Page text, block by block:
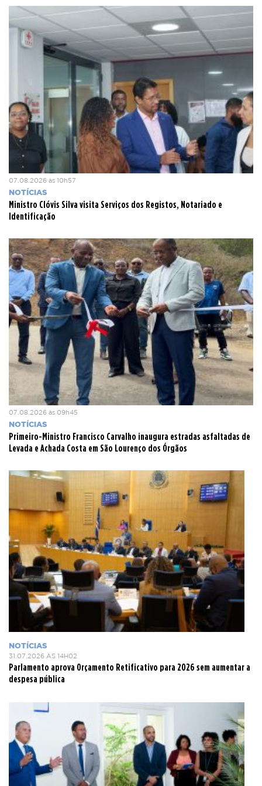
07.08.2026 às 10h57
NOTÍCIAS
Ministro Clóvis Silva visita Serviços dos Registos, Notariado e
Identificação
07.08.2026 às 09h45
NOTÍCIAS
Primeiro-Ministro Francisco Carvalho inaugura estradas asfaltadas de
Levada e Achada Costa em São Lourenço dos Órgãos
NOTÍCIAS
31.07.2026 ÀS 14H02
Parlamento aprova Orçamento Retificativo para 2026 sem aumentar a
despesa pública